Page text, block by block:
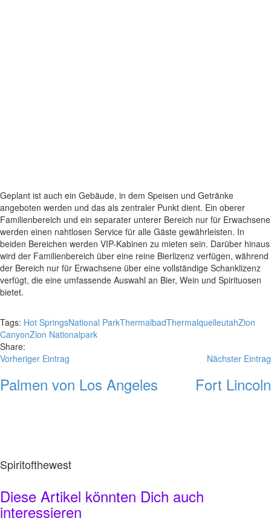
Geplant ist auch ein Gebäude, in dem Speisen und Getränke
angeboten werden und das als zentraler Punkt dient. Ein oberer
Familienbereich und ein separater unterer Bereich nur für Erwachsene
werden einen nahtlosen Service für alle Gäste gewährleisten. In
beiden Bereichen werden VIP-Kabinen zu mieten sein. Darüber hinaus
wird der Familienbereich über eine reine Bierlizenz verfügen, während
der Bereich nur für Erwachsene über eine vollständige Schanklizenz
verfügt, die eine umfassende Auswahl an Bier, Wein und Spirituosen
bietet.
Tags: Hot SpringsNational ParkThermalbadThermalquelleutahZion
CanyonZion Nationalpark
Share:
Vorheriger Eintrag
Palmen von Los Angeles
Nächster Eintrag
Fort Lincoln
Spiritofthewest
Diese Artikel könnten Dich auch
interessieren